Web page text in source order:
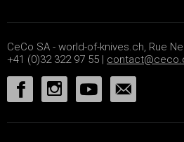
CeCo SA - world-of-knives.ch, Rue
+41 (0)32 322 97 55 |